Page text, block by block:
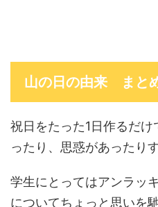
山の日の由来 まと
祝日をたった1日作るだ
ったり、思惑があったり
学生にとってはアンラッ
についてちょっと思いを